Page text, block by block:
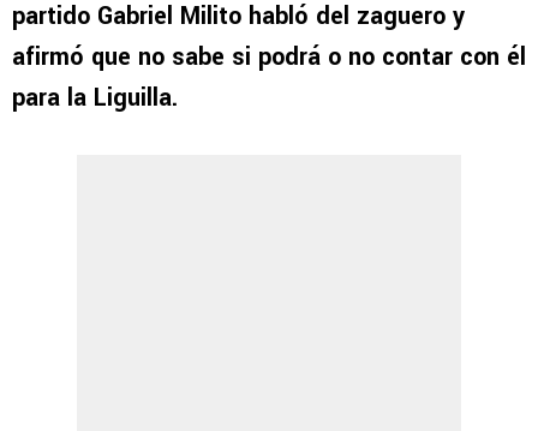
partido Gabriel Milito habló del zaguero y
afirmó que no sabe si podrá o no contar con él
para la Liguilla.